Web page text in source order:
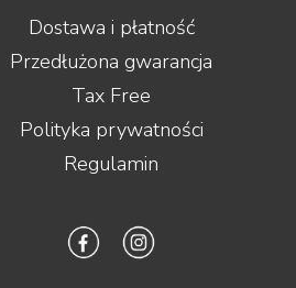
Dostawa i płatność
Przedłużona gwarancja
Tax Free
Polityka prywatności
Regulamin